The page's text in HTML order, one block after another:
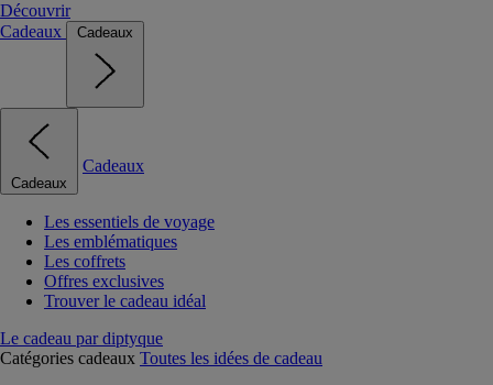
Découvrir
Cadeaux
Cadeaux
Cadeaux
Cadeaux
Les essentiels de voyage
Les emblématiques
Les coffrets
Offres exclusives
Trouver le cadeau idéal
Le cadeau par diptyque
Catégories cadeaux Toutes les idées de cadeau